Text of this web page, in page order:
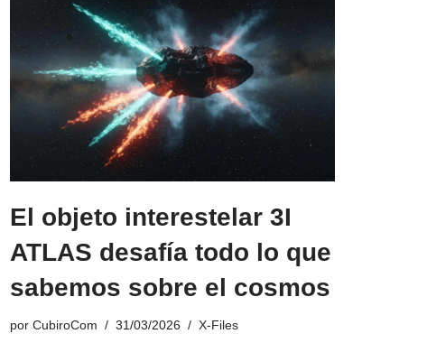
El objeto interestelar 3I
ATLAS desafía todo lo que
sabemos sobre el cosmos
por CubiroCom 31/03/2026 X-Files